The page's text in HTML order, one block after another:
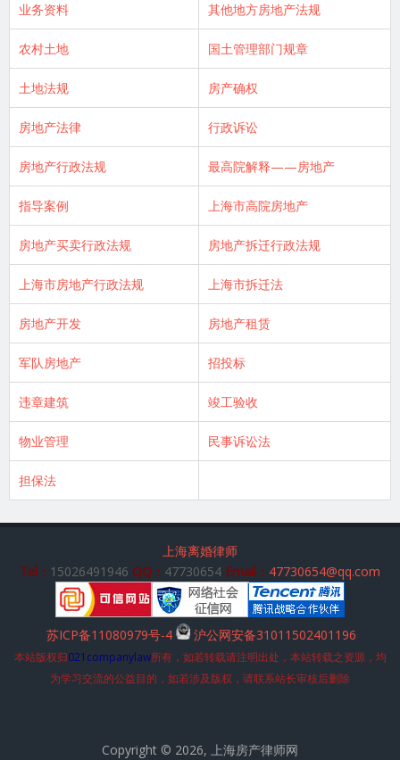
业务资料 其他地方房地产法规
农村土地 国土管理部门规章
土地法规 房产确权
房地产法律 行政诉讼
房地产行政法规 最高院解释——房地产
指导案例 上海市高院房地产
房地产买卖行政法规 房地产拆迁行政法规
上海市房地产行政法规 上海市拆迁法
房地产开发 房地产租赁
军队房地产 招投标
违章建筑 竣工验收
物业管理 民事诉讼法
担保法
上海离婚律师
Tel： 15026491946 QQ： 47730654 Email： 47730654@qq.com
苏ICP备11080979号-4 沪公网安备31011502401196
本站版权归021companylaw所有，如若转载请注明出处，本站转载之资源，均
为学习交流的公益目的，如若涉及版权，请联系站长审核后删除
Copyright © 2026, 上海房产律师网